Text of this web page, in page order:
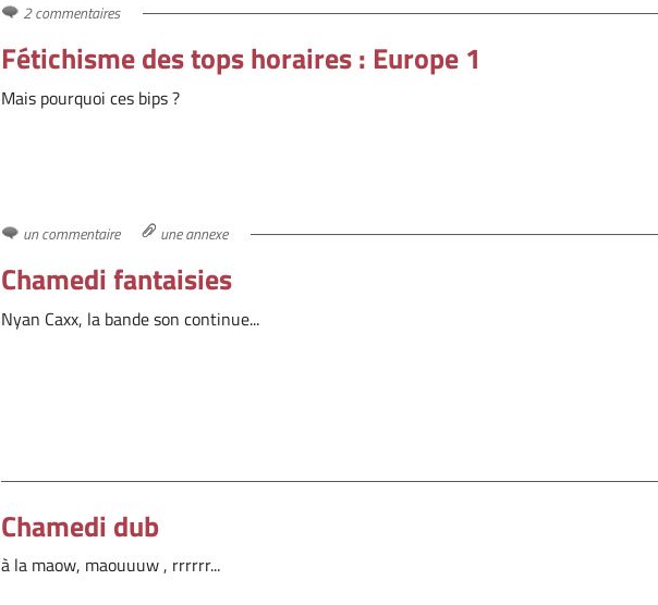
2 commentaires
Fétichisme des tops horaires : Europe 1
Mais pourquoi ces bips ?
un commentaire une annexe
Chamedi fantaisies
Nyan Caxx, la bande son continue...
Chamedi dub
à la maow, maouuuw , rrrrrr...